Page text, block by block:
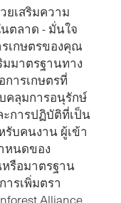
ยเสริมความ
ตลาด - มั่นใจ
เกษตรของคุณ
มมาตรฐานทาง
การเกษตรที่
คลุมการอนุรักษ์
การปฏิบัติที่เป็น
บคนงาน ผู้เข้า
หนดของ
รือมาตรฐาน
รเพิ่มตรา